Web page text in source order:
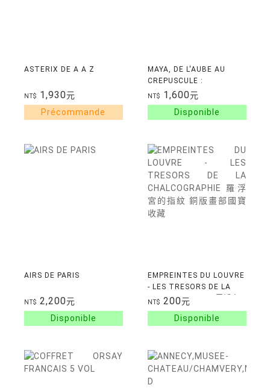
ASTERIX DE A A Z
NT$ 1,930元
MAYA, DE L'AUBE AU
CREPUSCULE :
COLLECTIONS
NATIONALES DU
GUATEMALA
NT$ 1,600元
AIRS DE PARIS
NT$ 2,200元
EMPREINTES DU LOUVRE
- LES TRESORS DE LA
CHALCOGRAPHIE 羅浮宮
的指紋 銅版畫部國寶收藏
NT$ 200元